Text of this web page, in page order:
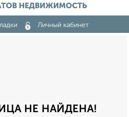
НЕДВИЖИМОСТЬ
Личный кабинет
НЕ НАЙДЕНА!